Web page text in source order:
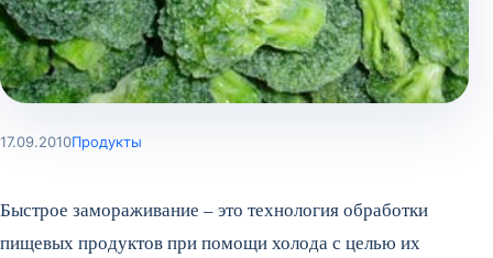
17.09.2010Продукты
Быстрое замораживание – это технология обработки
пищевых продуктов при помощи холода с целью их